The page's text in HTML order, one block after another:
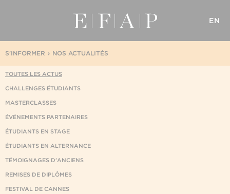
EN
NOS ACTUALITÉS
S'INFORMER
TOUTES LES ACTUS
CHALLENGES ÉTUDIANTS
MASTERCLASSES
ÉVÉNEMENTS PARTENAIRES
ÉTUDIANTS EN STAGE
ÉTUDIANTS EN ALTERNANCE
TÉMOIGNAGES D'ANCIENS
REMISES DE DIPLÔMES
FESTIVAL DE CANNES